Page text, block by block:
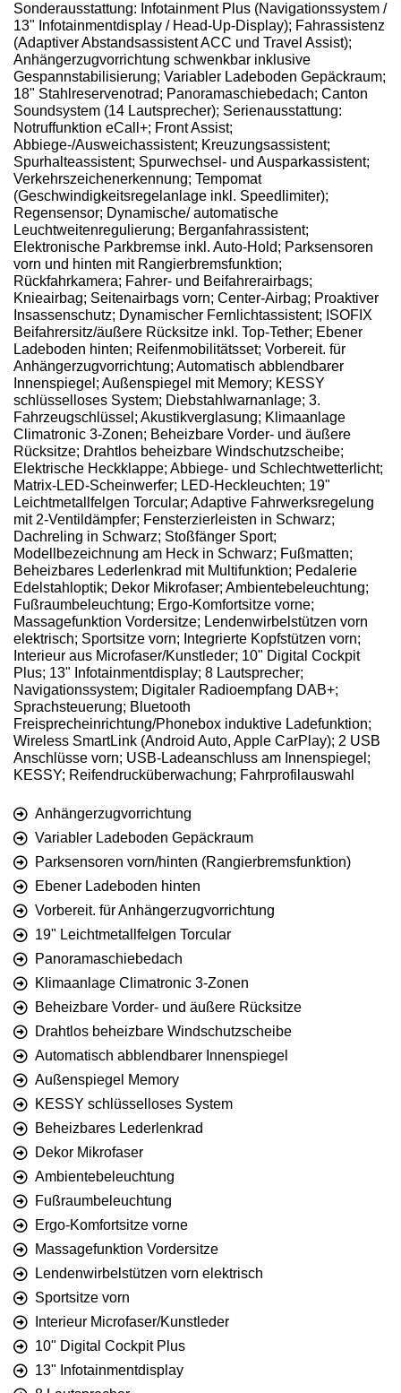
Sonderausstattung: Infotainment Plus (Navigationssystem /
13" Infotainmentdisplay / Head-Up-Display); Fahrassistenz
(Adaptiver Abstandsassistent ACC und Travel Assist);
Anhängerzugvorrichtung schwenkbar inklusive
Gespannstabilisierung; Variabler Ladeboden Gepäckraum;
18" Stahlreservenotrad; Panoramaschiebedach; Canton
Soundsystem (14 Lautsprecher); Serienausstattung:
Notruffunktion eCall+; Front Assist;
Abbiege-/Ausweichassistent; Kreuzungsassistent;
Spurhalteassistent; Spurwechsel- und Ausparkassistent;
Verkehrszeichenerkennung; Tempomat
(Geschwindigkeitsregelanlage inkl. Speedlimiter);
Regensensor; Dynamische/ automatische
Leuchtweitenregulierung; Berganfahrassistent;
Elektronische Parkbremse inkl. Auto-Hold; Parksensoren
vorn und hinten mit Rangierbremsfunktion;
Rückfahrkamera; Fahrer- und Beifahrerairbags;
Knieairbag; Seitenairbags vorn; Center-Airbag; Proaktiver
Insassenschutz; Dynamischer Fernlichtassistent; ISOFIX
Beifahrersitz/äußere Rücksitze inkl. Top-Tether; Ebener
Ladeboden hinten; Reifenmobilitätsset; Vorbereit. für
Anhängerzugvorrichtung; Automatisch abblendbarer
Innenspiegel; Außenspiegel mit Memory; KESSY
schlüsselloses System; Diebstahlwarnanlage; 3.
Fahrzeugschlüssel; Akustikverglasung; Klimaanlage
Climatronic 3-Zonen; Beheizbare Vorder- und äußere
Rücksitze; Drahtlos beheizbare Windschutzscheibe;
Elektrische Heckklappe; Abbiege- und Schlechtwetterlicht;
Matrix-LED-Scheinwerfer; LED-Heckleuchten; 19"
Leichtmetallfelgen Torcular; Adaptive Fahrwerksregelung
mit 2-Ventildämpfer; Fensterzierleisten in Schwarz;
Dachreling in Schwarz; Stoßfänger Sport;
Modellbezeichnung am Heck in Schwarz; Fußmatten;
Beheizbares Lederlenkrad mit Multifunktion; Pedalerie
Edelstahloptik; Dekor Mikrofaser; Ambientebeleuchtung;
Fußraumbeleuchtung; Ergo-Komfortsitze vorne;
Massagefunktion Vordersitze; Lendenwirbelstützen vorn
elektrisch; Sportsitze vorn; Integrierte Kopfstützen vorn;
Interieur aus Microfaser/Kunstleder; 10" Digital Cockpit
Plus; 13" Infotainmentdisplay; 8 Lautsprecher;
Navigationssystem; Digitaler Radioempfang DAB+;
Sprachsteuerung; Bluetooth
Freisprecheinrichtung/Phonebox induktive Ladefunktion;
Wireless SmartLink (Android Auto, Apple CarPlay); 2 USB
Anschlüsse vorn; USB-Ladeanschluss am Innenspiegel;
KESSY; Reifendrucküberwachung; Fahrprofilauswahl
Anhängerzugvorrichtung
Variabler Ladeboden Gepäckraum
Parksensoren vorn/hinten (Rangierbremsfunktion)
Ebener Ladeboden hinten
Vorbereit. für Anhängerzugvorrichtung
19" Leichtmetallfelgen Torcular
Panoramaschiebedach
Klimaanlage Climatronic 3-Zonen
Beheizbare Vorder- und äußere Rücksitze
Drahtlos beheizbare Windschutzscheibe
Automatisch abblendbarer Innenspiegel
Außenspiegel Memory
KESSY schlüsselloses System
Beheizbares Lederlenkrad
Dekor Mikrofaser
Ambientebeleuchtung
Fußraumbeleuchtung
Ergo-Komfortsitze vorne
Massagefunktion Vordersitze
Lendenwirbelstützen vorn elektrisch
Sportsitze vorn
Interieur Microfaser/Kunstleder
10" Digital Cockpit Plus
13" Infotainmentdisplay